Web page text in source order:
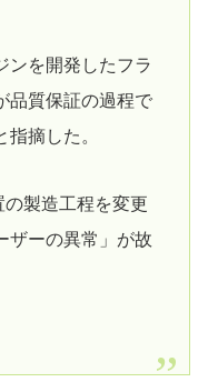
ンを開発したフラ
品質保証の過程で
摘した。
製造工程を変更
ザーの異常」が故